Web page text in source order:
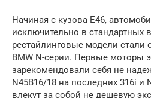
Начиная с кузова E46,
исключительно в стандартных
рестайлинговые модели стали
BMW N-серии. Первые моторы
зарекомендовали себя не
N45B16/18 на последних 316i и
влекут за собой не дешевую